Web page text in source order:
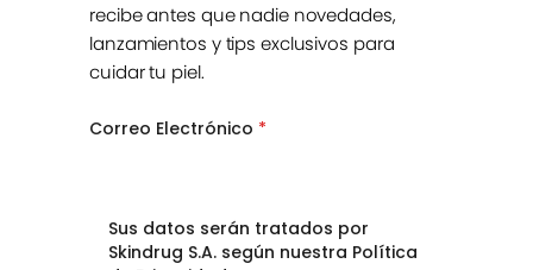
recibe antes que nadie novedades,
lanzamientos y tips exclusivos para
cuidar tu piel.
Correo Electrónico *
Sus datos serán tratados por
Skindrug S.A. según nuestra Política